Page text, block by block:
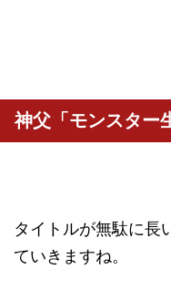
神父「モンスター
タイトルが無駄に長
ていきますね。